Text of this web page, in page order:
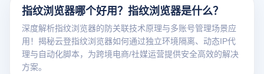
指纹浏览器哪个好用？指纹浏览器是什么？
深度解析指纹浏览器的防关联技术原理与多账号管理场景应
用！揭秘云登指纹浏览器如何通过独立环境隔离、动态IP代
理与自动化脚本，为跨境电商/社媒运营提供安全高效的解决
方案。